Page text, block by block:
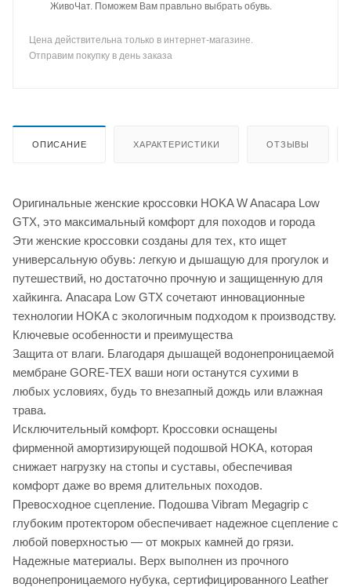
ЖивоЧат. Поможем Вам правльно выбрать обувь.
Цена действительна только в интернет-магазине.
Отправим покупку в день заказа
ОПИСАНИЕ ХАРАКТЕРИСТИКИ ОТЗЫВЫ
Оригинальные женские кроссовки HOKA W Anacapa Low
GTX, это максимальный комфорт для походов и города
Эти женские кроссовки созданы для тех, кто ищет
универсальную обувь: легкую и дышащую для прогулок и
путешествий, но достаточно прочную и защищенную для
хайкинга. Anacapa Low GTX сочетают инновационные
технологии HOKA с экологичным подходом к производству.
Ключевые особенности и преимущества
Защита от влаги. Благодаря дышащей водонепроницаемой
мембране GORE-TEX ваши ноги останутся сухими в
любых условиях, будь то внезапный дождь или влажная
трава.
Исключительный комфорт. Кроссовки оснащены
фирменной амортизирующей подошвой HOKA, которая
снижает нагрузку на стопы и суставы, обеспечивая
комфорт даже во время длительных походов.
Превосходное сцепление. Подошва Vibram Megagrip с
глубоким протектором обеспечивает надежное сцепление с
любой поверхностью — от мокрых камней до грязи.
Надежные материалы. Верх выполнен из прочного
водонепроницаемого нубука, сертифицированного Leather